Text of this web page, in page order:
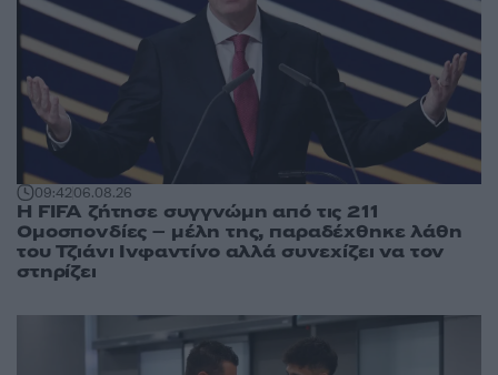
09:4206.08.26
Η FIFA ζήτησε συγγνώμη από τις 211
Ομοσπονδίες – μέλη της, παραδέχθηκε λάθη
του Τζιάνι Ινφαντίνο αλλά συνεχίζει να τον
στηρίζει